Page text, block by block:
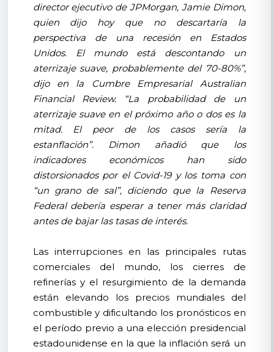
director ejecutivo de JPMorgan, Jamie Dimon,
quien dijo hoy que no descartaría la
perspectiva de una recesión en Estados
Unidos. El mundo está descontando un
aterrizaje suave, probablemente del 70-80%”,
dijo en la Cumbre Empresarial Australian
Financial Review. “La probabilidad de un
aterrizaje suave en el próximo año o dos es la
mitad. El peor de los casos sería la
estanflación”. Dimon añadió que los
indicadores económicos han sido
distorsionados por el Covid-19 y los toma con
“un grano de sal”, diciendo que la Reserva
Federal debería esperar a tener más claridad
antes de bajar las tasas de interés.
Las interrupciones en las principales rutas
comerciales del mundo, los cierres de
refinerías y el resurgimiento de la demanda
están elevando los precios mundiales del
combustible y dificultando los pronósticos en
el período previo a una elección presidencial
estadounidense en la que la inflación será un